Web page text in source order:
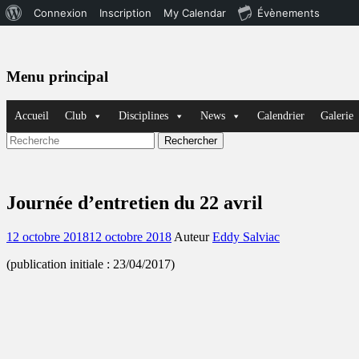
WordPress
Connexion Inscription My Calendar Évènements
Menu principal
au
contenu
Accueil Club Disciplines News Calendrier Galerie
Recherche
Rechercher :
Journée d’entretien du 22 avril
Posted
12 octobre 201812 octobre 2018 AuteurEddy Salviac
(publication initiale : 23/04/2017)